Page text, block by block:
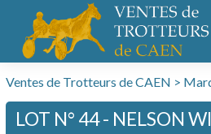
Ventes de Trotteurs de CAEN >
LOT N° 44 - NELSON